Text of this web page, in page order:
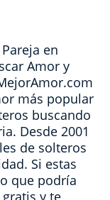
en
Amor y
más popular
buscando
Desde 2001
de solteros
Si estas
que podría
y te